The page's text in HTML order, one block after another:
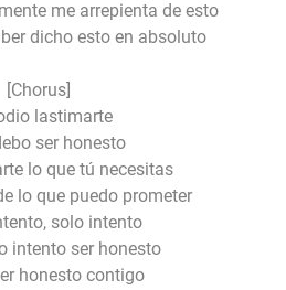
me arrepienta de esto
dicho esto en absoluto
[Chorus]
lastimarte
ser honesto
lo que tú necesitas
lo que puedo prometer
solo intento
intento ser honesto
honesto contigo